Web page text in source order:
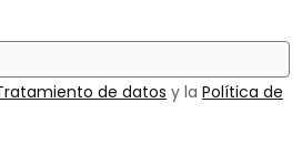
de datos y la Política de